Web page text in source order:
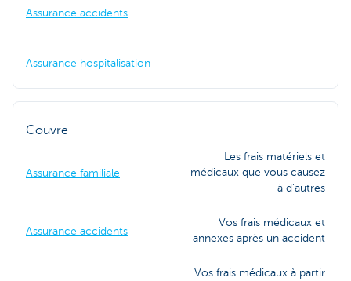
Assurance accidents
Assurance hospitalisation
Couvre
Assurance familiale
Les frais matériels et
médicaux que vous causez
à d'autres
Assurance accidents
Vos frais médicaux et
annexes après un accident
Vos frais médicaux à partir